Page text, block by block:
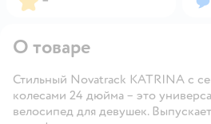
О товаре
Стильный Novatrack KATRINA с
колесами 24 дюйма – это
велосипед для девушек.